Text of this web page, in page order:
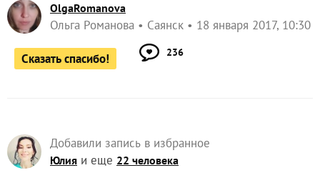
OlgaRomanova
Ольга Романова Саянск 18 января 2017, 10:30
Сказать спасибо! 236
Добавили запись в избранное
Юлия и еще 22 человека